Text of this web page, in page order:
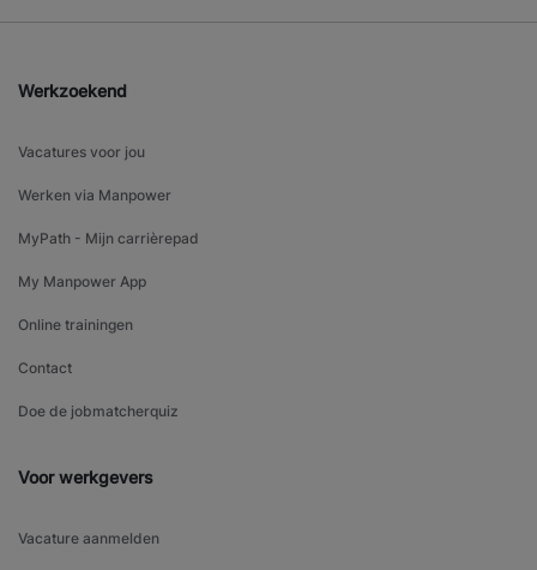
Werkzoekend
Vacatures voor jou
Werken via Manpower
MyPath - Mijn carrièrepad
My Manpower App
Online trainingen
Contact
Doe de jobmatcherquiz
Voor werkgevers
Vacature aanmelden